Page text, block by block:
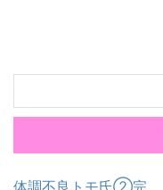
体調不良トモ氏②完